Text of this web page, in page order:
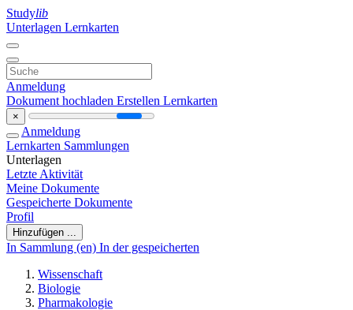
Studylib
Unterlagen Lernkarten
Anmeldung
Dokument hochladen Erstellen Lernkarten
×
Anmeldung
Lernkarten Sammlungen
Unterlagen
Letzte Aktivität
Meine Dokumente
Gespeicherte Dokumente
Profil
Hinzufügen ...
In Sammlung (en) In der gespeicherten
Wissenschaft
Biologie
Pharmakologie